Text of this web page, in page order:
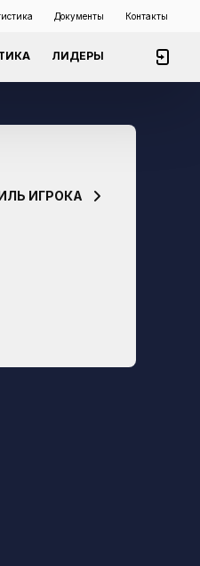
Документы Контакты
ЛИДЕРЫ
ИГРОКА